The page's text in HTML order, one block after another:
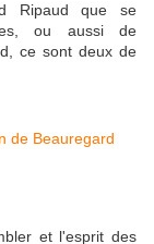
Ripaud que se
ou aussi de
ce sont deux de
et l'esprit des